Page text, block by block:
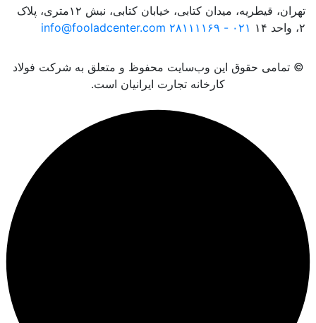
تهران، قیطریه، میدان کتابی، خیابان کتابی، نبش ۱۲متری، پلاک
۲، واحد ۱۴
۰۲۱ - ۲۸۱۱۱۱۶۹ info@fooladcenter.com
© تمامی حقوق این وب‌سایت محفوظ و متعلق به شرکت فولاد
کارخانه تجارت ایرانیان است.